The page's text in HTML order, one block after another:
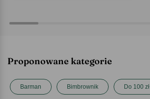
Proponowane kategorie
Barman Bimbrownik Do 100 zł